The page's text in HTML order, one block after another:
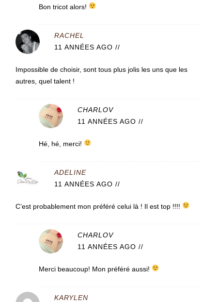
Bon tricot alors!
RACHEL
11 ANNÉES AGO //
Impossible de choisir, sont tous plus jolis les uns que les
autres, quel talent !
CHARLOV
11 ANNÉES AGO //
Hé, hé, merci!
ADELINE
11 ANNÉES AGO //
C’est probablement mon préféré celui là ! Il est top !!!!
CHARLOV
11 ANNÉES AGO //
Merci beaucoup! Mon préféré aussi!
KARYLEN